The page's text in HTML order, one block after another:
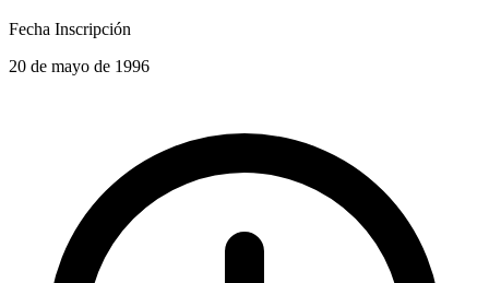
Fecha Inscripción
20 de mayo de 1996